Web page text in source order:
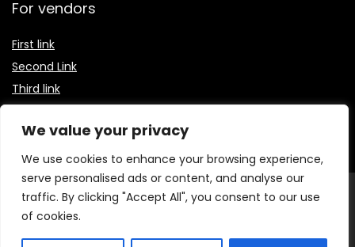
We value your privacy
We use cookies to enhance your browsing experience,
serve personalised ads or content, and analyse our
traffic. By clicking "Accept All", you consent to our use
of cookies.
For vendors
First link
Second Link
Third link
© 2026 Receitas Baratas Blog. Todos os direitos
reservados.
imagens, vídeos e logotipos, é protegido por leis de direitos
autorais e propriedade intelectual. É proibida a reprodução